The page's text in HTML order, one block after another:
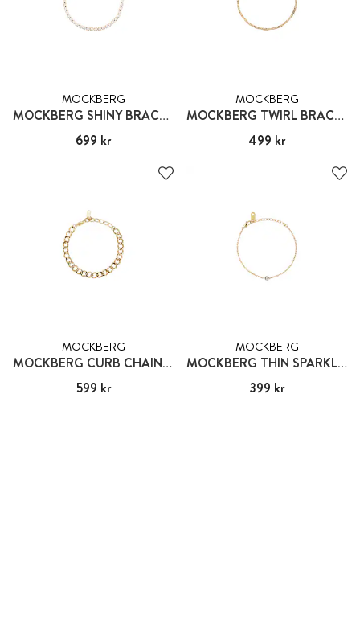
MOCKBERG
MOCKBERG SHINY BRACELET MEDIUM
Pris:699 kr
699 kr
MOCKBERG
MOCKBERG TWIRL BRACELET GOLD
Pris:499 kr
499 kr
MOCKBERG
MOCKBERG CURB CHAIN BRACELET GOLD
Pris:599 kr
599 kr
MOCKBERG
MOCKBERG THIN SPARKLE BRACELET GOLD
Pris:399 kr
399 kr